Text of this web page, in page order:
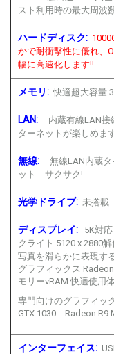
スト利用時の最大周波
ハードディスク:
かで耐衝撃性に優れ、
幅に高速化します!!
メモリ: 快適超大容量
LAN: 内蔵有線LAN接
ターネットが楽しめます
無線: 無線LAN内蔵
ット サクサク!
光学ドライブ: 未搭載
ディスプレイ:
5K対
クライト 5120 x 2880
写真を滑らかに表現す
グラフィックス
モリーvRAM 快適使用
専門向けのグラフィッ
GTX 1030 = Radeon R9
インターフェイス: